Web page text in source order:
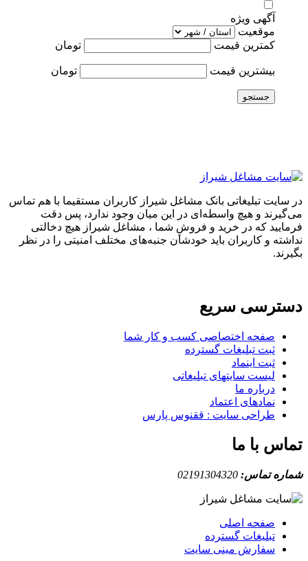
آگهی ویژه
موقعیت
کمترین قیمت
تومان
بیشترین قیمت تومان
جستجو
در سایت تبلیغاتی بانک مشاغل شیراز کاربران مستقیما با هم تماس
می‌گیرند و هیچ واسطه‌ای در این میان وجود ندارد، پس دقت
فرمایید که در خرید و فروشِ شما ، مشاغل شیراز هیچ دخالتی
نداشته و کاربران باید خودشان جنبه‌های مختلف امنیتی را در نظر
بگیرند.
دسترسی سریع
صفحه اختصاصی کسب و کار شما
ثبت تبلیغات گسترده
ثبت اینماد
لیست سایتهای تبلیغاتی
درباره ما
نمادهای اعتماد
طراحی سایت : ققنوس پارس
تماس با ما
شماره تماس: 02191304320
صفحه اصلی
تبلیغات گسترده
سفارش مینی سایت